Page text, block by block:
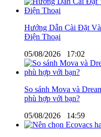
Hướng Dẫn Cài Đặt
Điện Thoại
05/08/2026 17:02
So sánh Mova và
phù hợp với bạn?
05/08/2026 14:59